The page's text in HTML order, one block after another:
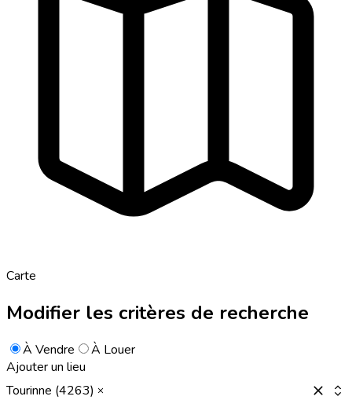
Carte
Modifier les critères de recherche
À Vendre
À Louer
Ajouter un lieu
Tourinne (4263)